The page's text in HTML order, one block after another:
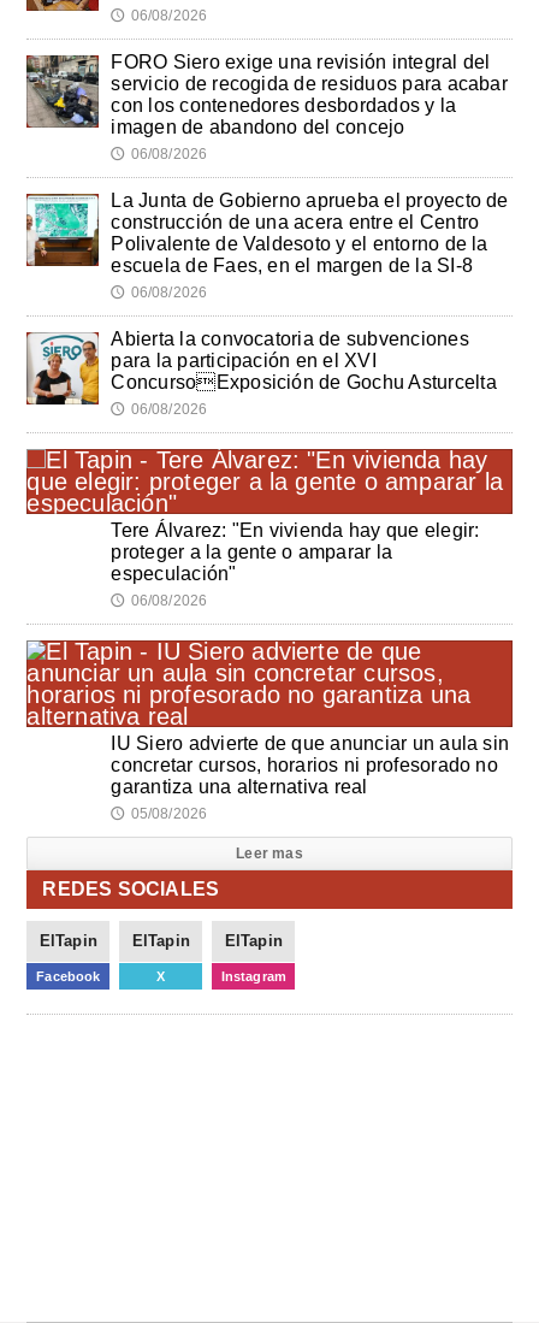
🕔 06/08/2026
FORO Siero exige una revisión integral del
servicio de recogida de residuos para acabar
con los contenedores desbordados y la
imagen de abandono del concejo
🕔 06/08/2026
La Junta de Gobierno aprueba el proyecto de
construcción de una acera entre el Centro
Polivalente de Valdesoto y el entorno de la
escuela de Faes, en el margen de la SI-8
🕔 06/08/2026
Abierta la convocatoria de subvenciones
para la participación en el XVI
ConcursoExposición de Gochu Asturcelta
🕔 06/08/2026
Tere Álvarez: "En vivienda hay que elegir:
proteger a la gente o amparar la
especulación"
🕔 06/08/2026
IU Siero advierte de que anunciar un aula sin
concretar cursos, horarios ni profesorado no
garantiza una alternativa real
🕔 05/08/2026
Leer mas
REDES SOCIALES
ElTapin
Facebook
ElTapin
X
ElTapin
Instagram